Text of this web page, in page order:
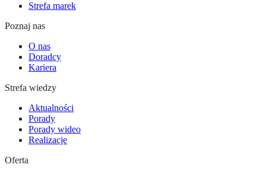
Strefa marek
Poznaj nas
O nas
Doradcy
Kariera
Strefa wiedzy
Aktualności
Porady
Porady wideo
Realizacje
Oferta